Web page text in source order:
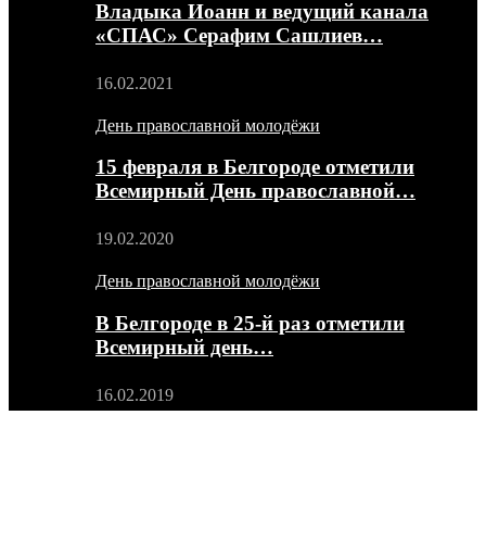
Владыка Иоанн и ведущий канала
«СПАС» Серафим Сашлиев…
16.02.2021
День православной молодёжи
15 февраля в Белгороде отметили
Всемирный День православной…
19.02.2020
День православной молодёжи
В Белгороде в 25-й раз отметили
Всемирный день…
16.02.2019